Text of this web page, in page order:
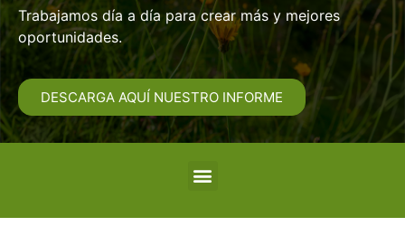
Trabajamos día a día para crear más y mejores
oportunidades.
DESCARGA AQUÍ NUESTRO INFORME